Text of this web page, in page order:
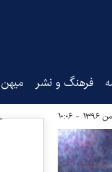
فرهنگ و نشر